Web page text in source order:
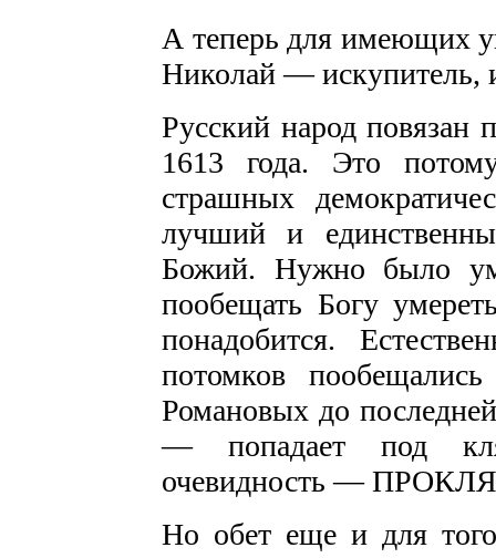
А теперь для имеющих
Николай —
Русский народ повязан
1613 года. Это
страшных
лучший и
Божий. Нужно было
пообещать Богу
понадобится.
потомков
Романовых до
— попадает под
очевидность —
Но обет еще и для